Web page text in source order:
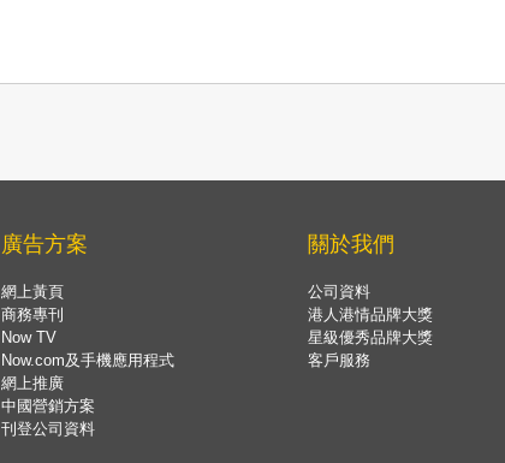
廣告方案
網上黃頁
商務專刊
Now TV
Now.com及手機應用程式
網上推廣
中國營銷方案
刊登公司資料
關於我們
公司資料
港人港情品牌大獎
星級優秀品牌大獎
客戶服務